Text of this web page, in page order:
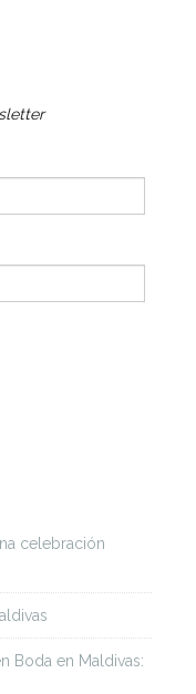
celebración
Boda en Maldivas: